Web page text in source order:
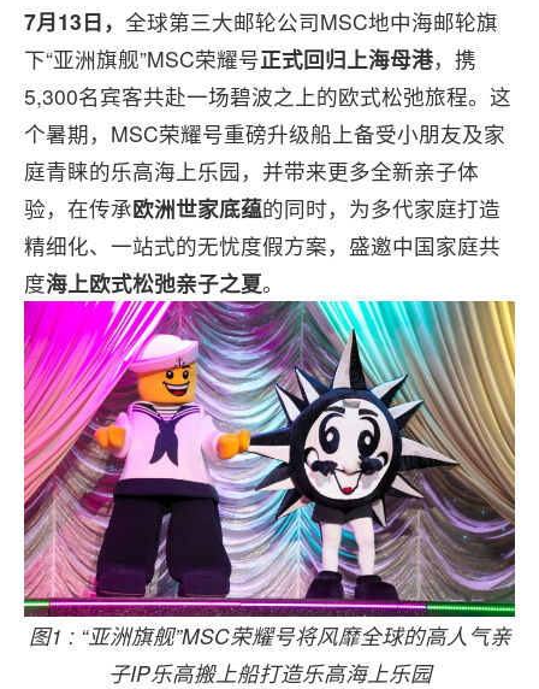
7月13日 ， 全球第三大邮轮公司MSC地中海邮轮旗
下“亚洲旗舰”MSC荣耀号正式回归上海母港，携
5,300名宾客共赴一场碧波之上的欧式松弛旅程。这
个暑期，MSC荣耀号重磅升级船上备受小朋友及家
庭青睐的乐高海上乐园，并带来更多全新亲子体
验，在传承欧洲世家底蕴的同时，为多代家庭打造
精细化、一站式的无忧度假方案，盛邀中国家庭共
度海上欧式松弛亲子之夏。
图1 : “亚洲旗舰”MSC荣耀号将风靡全球的高人气亲
子IP乐高搬上船打造乐高海上乐园